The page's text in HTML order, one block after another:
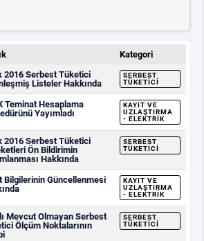
Kategori
2016 Serbest Tüketici
Listeler Hakkında
SERBEST
TÜKETICI
Teminat Hesaplama
Yayımladı
KAYIT VE
UZLAŞTIRMA
- ELEKTRIK
2016 Serbest Tüketici
Ön Bildirimin
Hakkında
SERBEST
TÜKETICI
Bilgilerinin Güncellenmesi
KAYIT VE
UZLAŞTIRMA
- ELEKTRIK
Mevcut Olmayan Serbest
Ölçüm Noktalarının
SERBEST
TÜKETICI